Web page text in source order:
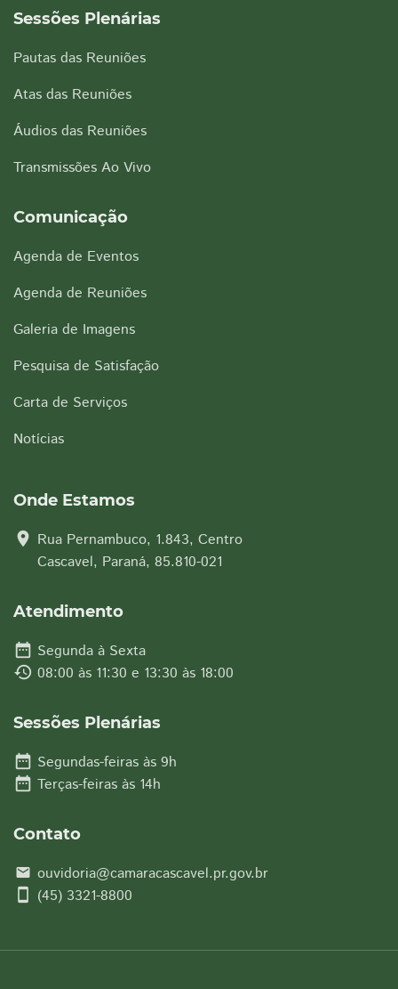
Sessões Plenárias
Pautas das Reuniões
Atas das Reuniões
Áudios das Reuniões
Transmissões Ao Vivo
Comunicação
Agenda de Eventos
Agenda de Reuniões
Galeria de Imagens
Pesquisa de Satisfação
Carta de Serviços
Notícias
Onde Estamos
location_on Rua Pernambuco, 1.843, Centro
Cascavel, Paraná, 85.810-021
Atendimento
date_range Segunda à Sexta
history 08:00 às 11:30 e 13:30 às 18:00
Sessões Plenárias
date_range Segundas-feiras às 9h
date_range Terças-feiras às 14h
Contato
email ouvidoria@camaracascavel.pr.gov.br
smartphone (45) 3321-8800